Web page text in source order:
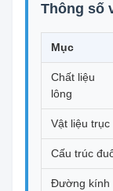
Thông số
Mục
Chất liệu
lông
Vật liệu trục
Cấu trúc
Đường kính